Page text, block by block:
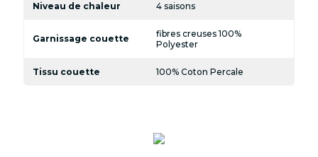
Niveau de chaleur 4 saisons
Garnissage couette
fibres creuses 100%
Polyester
Tissu couette 100% Coton Percale